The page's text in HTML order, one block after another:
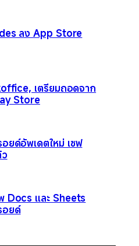
ลง App Store
เตรียมถอดจาก
Store
ยด์อัพเดตใหม่ เซฟ
Docs และ Sheets
อยด์